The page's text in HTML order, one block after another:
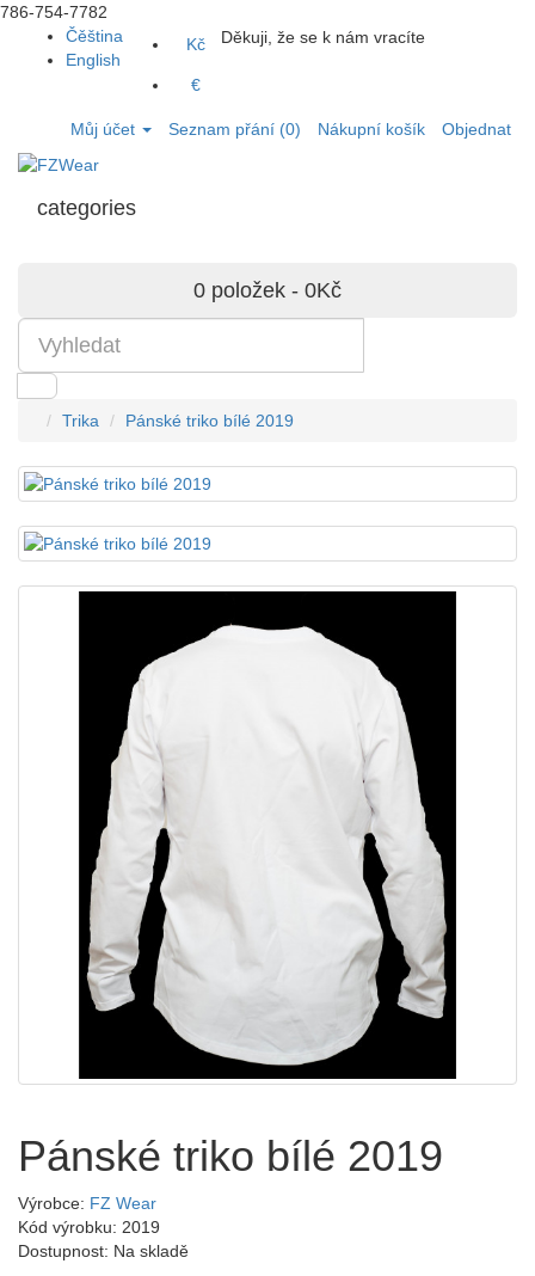
786-754-7782
Čěština
English
Kč
€
Děkuji, že se k nám vracíte
Můj účet Seznam přání (0) Nákupní košík Objednat
categories
0 položek - 0Kč
Trika Pánské triko bílé 2019
Pánské triko bílé 2019
Výrobce: FZ Wear
Kód výrobku: 2019
Dostupnost: Na skladě